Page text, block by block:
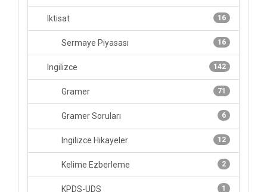
16
Iktisat
16
Sermaye Piyasası
142
Ingilizce
71
Gramer
6
Gramer Soruları
12
Ingilizce Hikayeler
2
Kelime Ezberleme
1
KPDS-UDS